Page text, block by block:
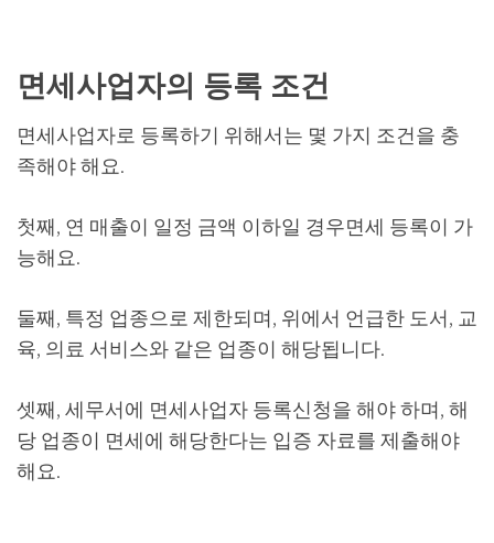
면세사업자의 등록 조건
면세사업자로 등록하기 위해서는 몇 가지 조건을 충
족해야 해요.
첫째, 연 매출이 일정 금액 이하일 경우면세 등록이 가
능해요.
둘째, 특정 업종으로 제한되며, 위에서 언급한 도서, 교
육, 의료 서비스와 같은 업종이 해당됩니다.
셋째, 세무서에 면세사업자 등록신청을 해야 하며, 해
당 업종이 면세에 해당한다는 입증 자료를 제출해야
해요.